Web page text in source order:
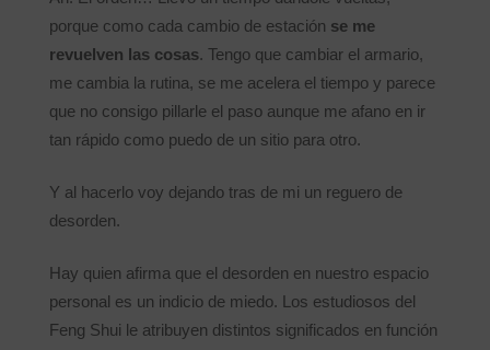
porque como cada cambio de estación se me
revuelven las cosas. Tengo que cambiar el armario,
me cambia la rutina, se me acelera el tiempo y parece
que no consigo pillarle el paso aunque me afano en ir
tan rápido como puedo de un sitio para otro.
Y al hacerlo voy dejando tras de mi un reguero de
desorden.
Hay quien afirma que el desorden en nuestro espacio
personal es un indicio de miedo. Los estudiosos del
Feng Shui le atribuyen distintos significados en función